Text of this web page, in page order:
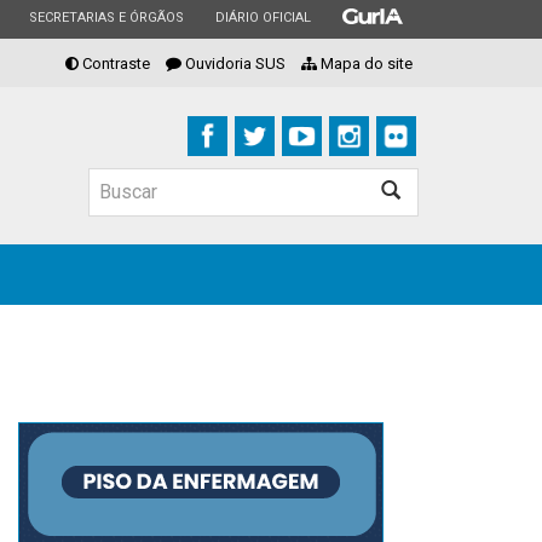
ESTADO
SECRETARIAS E ÓRGÃOS ESTADO
DIÁRIO OFICIAL ESTADO
Contraste Ouvidoria SUS Mapa do site